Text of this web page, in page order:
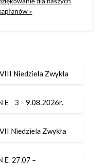
»
Niedziela Zwykła
E 3 – 9.08.2026r.
Niedziela Zwykła
E 27.07 –